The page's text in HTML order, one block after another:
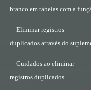
branco em tabelas com a
– Eliminar registros
duplicados através do
– Cuidados ao eliminar
registros duplicados